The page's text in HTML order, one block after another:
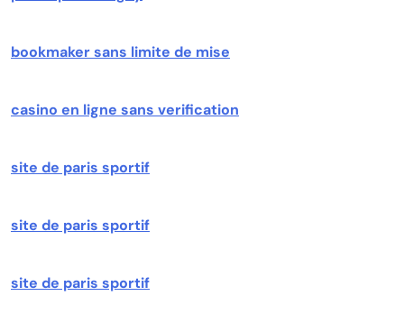
bookmaker sans limite de mise
casino en ligne sans verification
site de paris sportif
site de paris sportif
site de paris sportif